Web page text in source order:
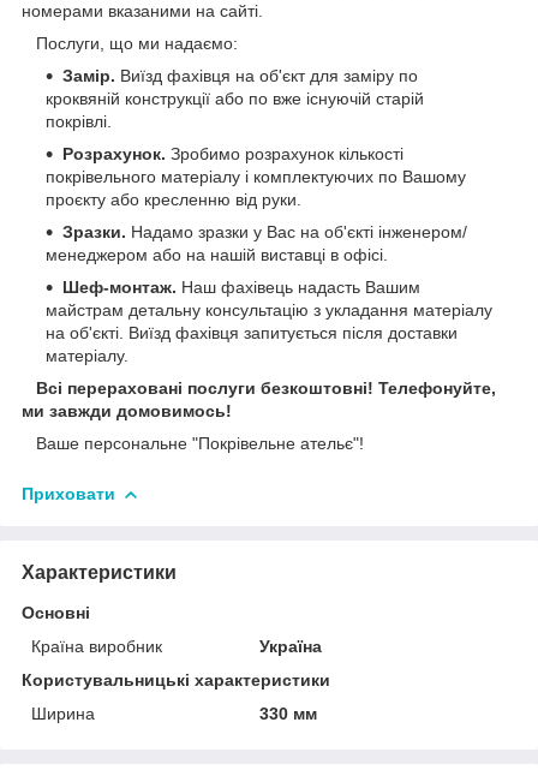
номерами вказаними на сайті.
Послуги, що ми надаємо:
Замір. Виїзд фахівця на об'єкт для заміру по
кроквяній конструкції або по вже існуючій старій
покрівлі.
Розрахунок. Зробимо розрахунок кількості
покрівельного матеріалу і комплектуючих по Вашому
проєкту або кресленню від руки.
Зразки. Надамо зразки у Вас на об'єкті інженером/
менеджером або на нашій виставці в офісі.
Шеф-монтаж. Наш фахівець надасть Вашим
майстрам детальну консультацію з укладання матеріалу
на об'єкті. Виїзд фахівця запитується після доставки
матеріалу.
Всі перераховані послуги безкоштовні! Телефонуйте,
ми завжди домовимось!
Ваше персональне "Покрівельне ательє"!
Приховати
Характеристики
Основні
Країна виробник
Україна
Користувальницькі характеристики
Ширина
330 мм